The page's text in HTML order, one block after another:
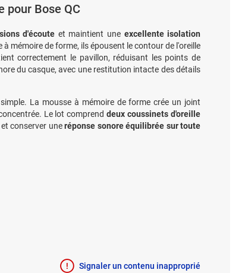
pour Bose QC
d'écoute et maintient une excellente isolation
mémoire de forme, ils épousent le contour de l'oreille
correctement le pavillon, réduisant les points de
du casque, avec une restitution intacte des détails
La mousse à mémoire de forme crée un joint
Le lot comprenddeux coussinets d'oreille
conserver uneréponse sonore équilibrée sur toute
Signaler un contenu inapproprié